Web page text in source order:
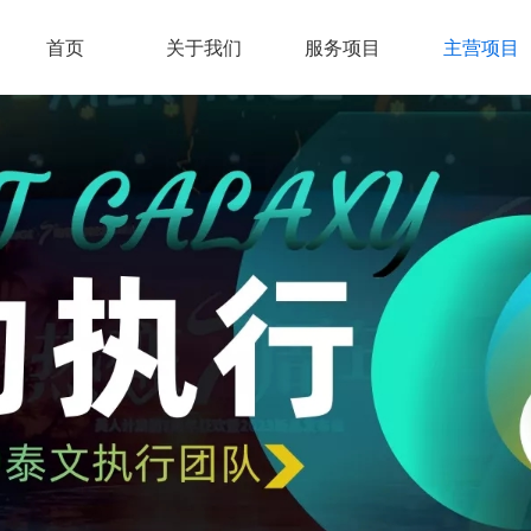
首页 关于我们 服务项目 主营项目